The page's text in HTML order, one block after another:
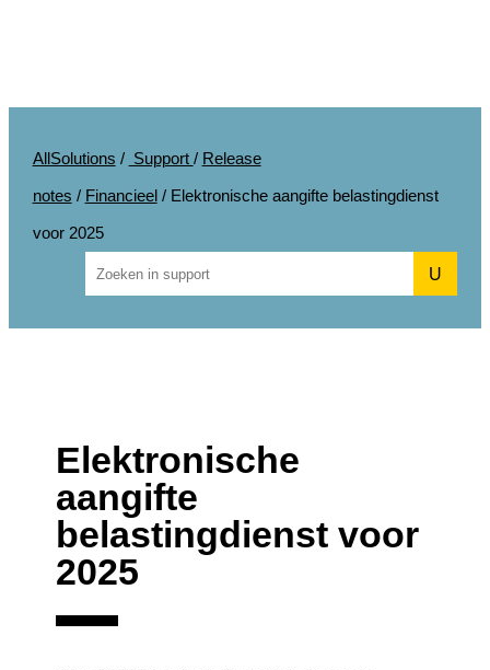
AllSolutions / Support / Release
notes / Financieel/ Elektronische aangifte belastingdienst
voor 2025
U
Elektronische
aangifte
belastingdienst voor
2025